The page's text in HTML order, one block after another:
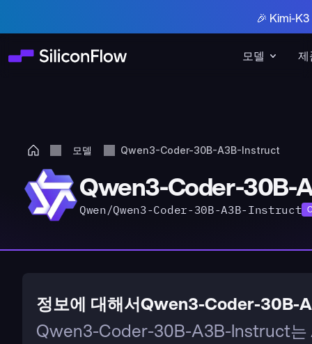
모델 제
🎉 Kimi-
모델 Qwen3-Coder-30B-A3B-Instruct
Qwen3-Coder-30B-
Qwen/Qwen3-Coder-30B-A3B-Instruct
정보에 대해서Qwen3-Coder-30B-
Qwen3-Coder-30B-A3B-Instruct는